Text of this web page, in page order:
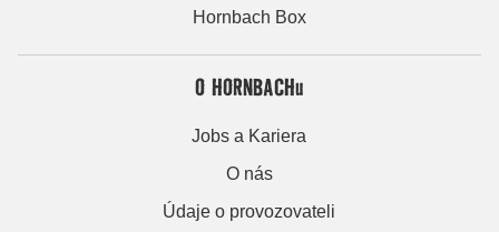
Hornbach Box
O HORNBACHu
Jobs a Kariera
O nás
Údaje o provozovateli